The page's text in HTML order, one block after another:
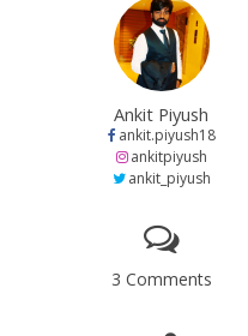
Ankit Piyush
ankit.piyush18
ankitpiyush
ankit_piyush
3 Comments